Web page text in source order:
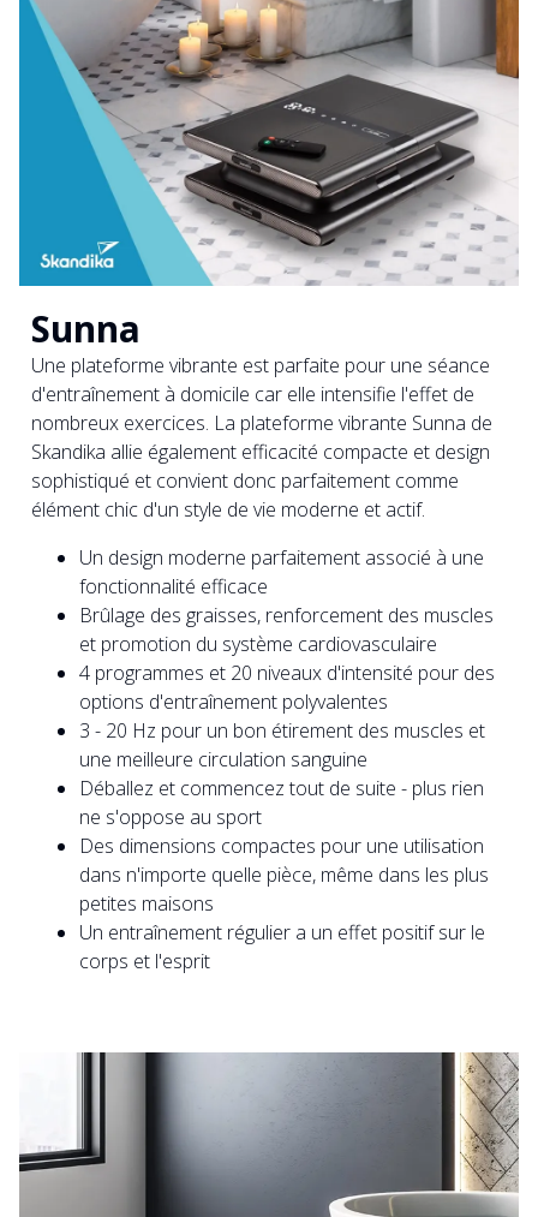
Sunna
Une plateforme vibrante est parfaite pour une séance
d'entraînement à domicile car elle intensifie l'effet de
nombreux exercices. La plateforme vibrante Sunna de
Skandika allie également efficacité compacte et design
sophistiqué et convient donc parfaitement comme
élément chic d'un style de vie moderne et actif.
Un design moderne parfaitement associé à une
fonctionnalité efficace
Brûlage des graisses, renforcement des muscles
et promotion du système cardiovasculaire
4 programmes et 20 niveaux d'intensité pour des
options d'entraînement polyvalentes
3 - 20 Hz pour un bon étirement des muscles et
une meilleure circulation sanguine
Déballez et commencez tout de suite - plus rien
ne s'oppose au sport
Des dimensions compactes pour une utilisation
dans n'importe quelle pièce, même dans les plus
petites maisons
Un entraînement régulier a un effet positif sur le
corps et l'esprit